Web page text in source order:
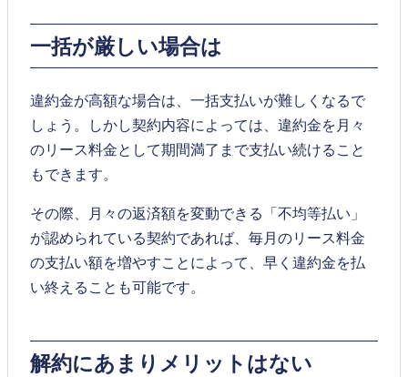
一括が厳しい場合は
違約金が高額な場合は、一括支払いが難しくなるで
しょう。しかし契約内容によっては、違約金を月々
のリース料金として期間満了まで支払い続けること
もできます。
その際、月々の返済額を変動できる「不均等払い」
が認められている契約であれば、毎月のリース料金
の支払い額を増やすことによって、早く違約金を払
い終えることも可能です。
解約にあまりメリットはない